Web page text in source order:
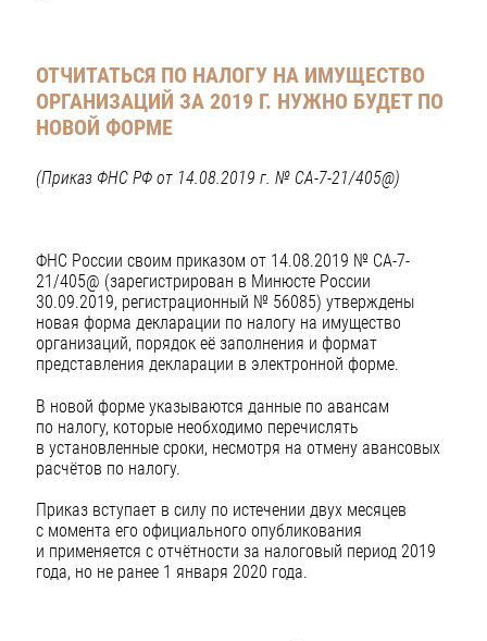
ОТЧИТАТЬСЯ ПО НАЛОГУ НА ИМУЩЕСТВО
ОРГАНИЗАЦИЙ ЗА 2019 Г. НУЖНО БУДЕТ ПО
НОВОЙ ФОРМЕ
(Приказ ФНС РФ от 14.08.2019 г. № СА-7-21/405@)
ФНС России своим приказом от 14.08.2019 № СА-7-
21/405@ (зарегистрирован в Минюсте России
30.09.2019, регистрационный № 56085) утверждены
новая форма декларации по налогу на имущество
организаций, порядок её заполнения и формат
представления декларации в электронной форме.
В новой форме указываются данные по авансам
по налогу, которые необходимо перечислять
в установленные сроки, несмотря на отмену авансовых
расчётов по налогу.
Приказ вступает в силу по истечении двух месяцев
с момента его официального опубликования
и применяется с отчётности за налоговый период 2019
года, но не ранее 1 января 2020 года.